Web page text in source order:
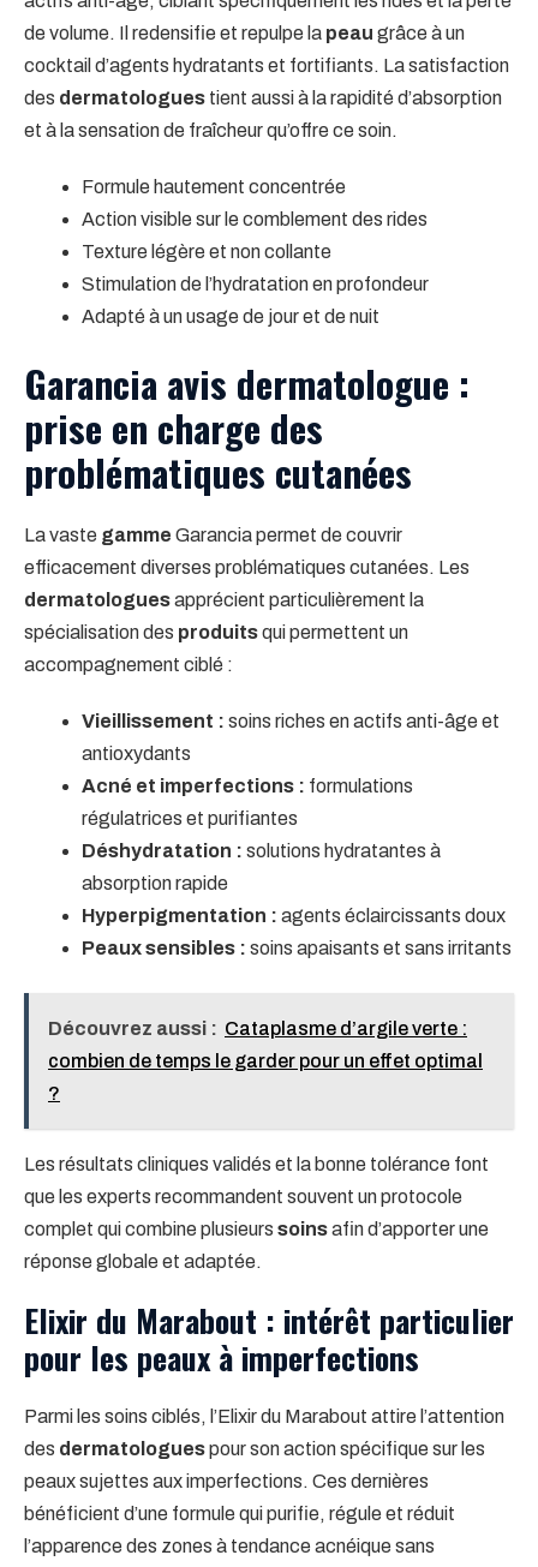
de volume. Il redensifie et repulpe la peau grâce à un
cocktail d’agents hydratants et fortifiants. La satisfaction
des dermatologues tient aussi à la rapidité d’absorption
et à la sensation de fraîcheur qu’offre ce soin.
Formule hautement concentrée
Action visible sur le comblement des rides
Texture légère et non collante
Stimulation de l’hydratation en profondeur
Adapté à un usage de jour et de nuit
Garancia avis dermatologue :
prise en charge des
problématiques cutanées
La vaste gamme Garancia permet de couvrir
efficacement diverses problématiques cutanées. Les
dermatologuesapprécient particulièrement la
spécialisation des produitsqui permettent un
accompagnement ciblé :
Vieillissement : soins riches en actifs anti-âge et
antioxydants
Acné et imperfections : formulations
régulatrices et purifiantes
Déshydratation : solutions hydratantes à
absorption rapide
Hyperpigmentation : agents éclaircissants doux
Peaux sensibles : soins apaisants et sans irritants
Découvrez aussi : Cataplasme d’argile verte :
combien de temps le garder pour un effet optimal
?
Les résultats cliniques validés et la bonne tolérance font
que les experts recommandent souvent un protocole
complet qui combine plusieurs soinsafin d’apporter une
réponse globale et adaptée.
Elixir du Marabout : intérêt particulier
pour les peaux à imperfections
Parmi les soins ciblés, l’Elixir du Marabout attire l’attention
des dermatologuespour son action spécifique sur les
peaux sujettes aux imperfections. Ces dernières
bénéficient d’une formule qui purifie, régule et réduit
l’apparence des zones à tendance acnéique sans